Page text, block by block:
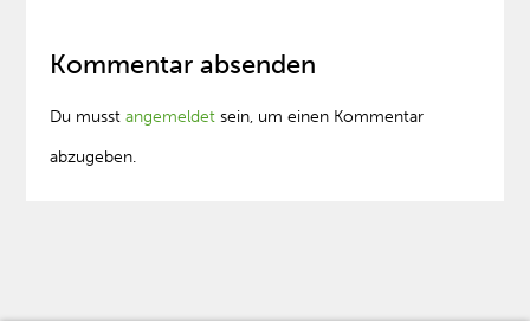
Kommentar absenden
Du musstangemeldet sein, um einen Kommentar
abzugeben.